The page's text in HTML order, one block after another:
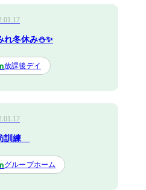
れ冬休み⛄✨
放課後デイ
訓練
グループホーム